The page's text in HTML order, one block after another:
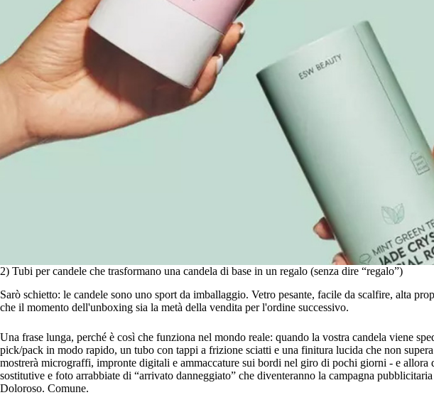
2) Tubi per candele che trasformano una candela di base in un regalo (senza dire “regalo”)
Sarò schietto: le candele sono uno sport da imballaggio. Vetro pesante, facile da scalfire, alta
che il momento dell'unboxing sia la metà della vendita per l'ordine successivo.
Una frase lunga, perché è così che funziona nel mondo reale: quando la vostra candela viene
pick/pack in modo rapido, un tubo con tappi a frizione sciatti e una finitura lucida che non
mostrerà micrograffi, impronte digitali e ammaccature sui bordi nel giro di pochi giorni - e allora
sostitutive e foto arrabbiate di “arrivato danneggiato” che diventeranno la campagna
Doloroso. Comune.